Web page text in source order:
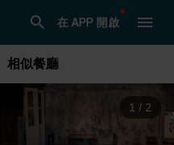
在 APP 開啟
相似餐廳
1 / 2